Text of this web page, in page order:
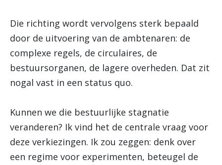
Die richting wordt vervolgens sterk bepaald
door de uitvoering van de ambtenaren: de
complexe regels, de circulaires, de
bestuursorganen, de lagere overheden. Dat zit
nogal vast in een status quo.
Kunnen we die bestuurlijke stagnatie
veranderen? Ik vind het de centrale vraag voor
deze verkiezingen. Ik zou zeggen: denk over
een regime voor experimenten, beteugel de